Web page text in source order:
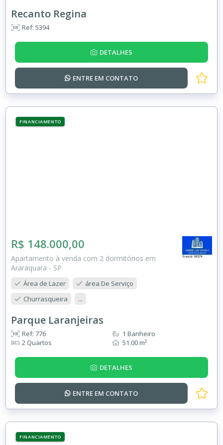
Recanto Regina
Ref: 5394
DETALHES
ENTRE EM CONTATO
FINANCIAMENTO
R$ 148.000,00
Apartamento à venda com 2 dormitórios em
Araraquara - SP
Área de Lazer
área De Serviço
Churrasqueira
...
Parque Laranjeiras
Ref: 776
2 Quartos
1 Banheiro
51.00 m²
DETALHES
ENTRE EM CONTATO
FINANCIAMENTO